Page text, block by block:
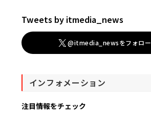
Tweets by itmedia_news
@itmedia_newsをフォロー
インフォメーション
注目情報をチェック